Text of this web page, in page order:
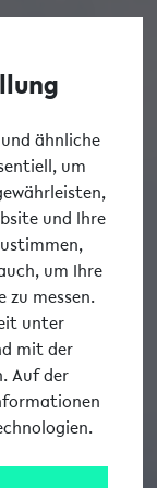
ähnliche
um
und Ihre
um Ihre
zu messen.
unter
mit der
Auf der